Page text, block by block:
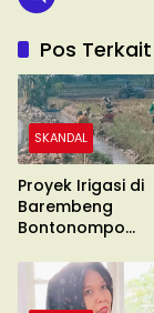
Pos Terkait
SKANDAL
Proyek Irigasi di
Barembeng
Bontonompo